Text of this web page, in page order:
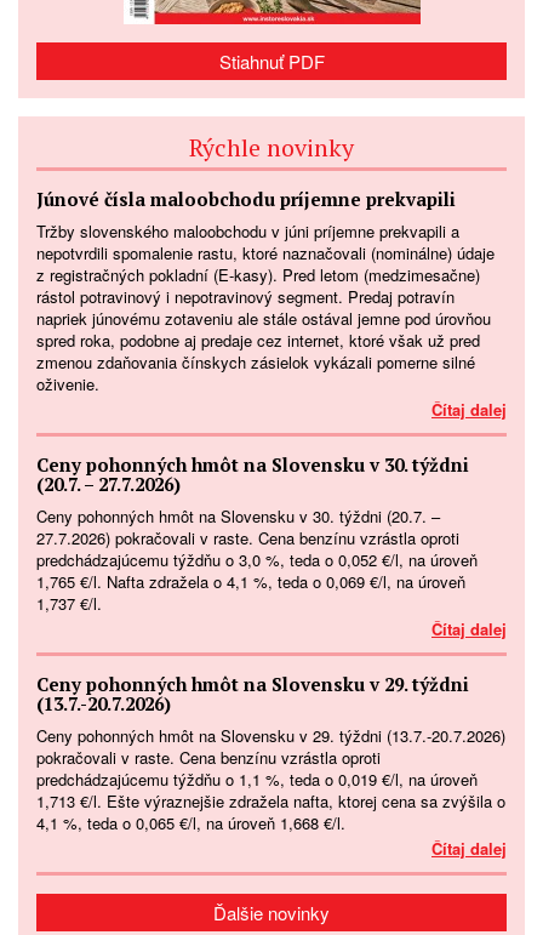
Stiahnuť PDF
Rýchle novinky
Júnové čísla maloobchodu príjemne prekvapili
Tržby slovenského maloobchodu v júni príjemne prekvapili a
nepotvrdili spomalenie rastu, ktoré naznačovali (nominálne) údaje
z registračných pokladní (E-kasy). Pred letom (medzimesačne)
rástol potravinový i nepotravinový segment. Predaj potravín
napriek júnovému zotaveniu ale stále ostával jemne pod úrovňou
spred roka, podobne aj predaje cez internet, ktoré však už pred
zmenou zdaňovania čínskych zásielok vykázali pomerne silné
oživenie.
Čítaj dalej
Ceny pohonných hmôt na Slovensku v 30. týždni
(20.7. – 27.7.2026)
Ceny pohonných hmôt na Slovensku v 30. týždni (20.7. –
27.7.2026) pokračovali v raste. Cena benzínu vzrástla oproti
predchádzajúcemu týždňu o 3,0 %, teda o 0,052 €/l, na úroveň
1,765 €/l. Nafta zdražela o 4,1 %, teda o 0,069 €/l, na úroveň
1,737 €/l.
Čítaj dalej
Ceny pohonných hmôt na Slovensku v 29. týždni
(13.7.-20.7.2026)
Ceny pohonných hmôt na Slovensku v 29. týždni (13.7.-20.7.2026)
pokračovali v raste. Cena benzínu vzrástla oproti
predchádzajúcemu týždňu o 1,1 %, teda o 0,019 €/l, na úroveň
1,713 €/l. Ešte výraznejšie zdražela nafta, ktorej cena sa zvýšila o
4,1 %, teda o 0,065 €/l, na úroveň 1,668 €/l.
Čítaj dalej
Ďalšie novinky